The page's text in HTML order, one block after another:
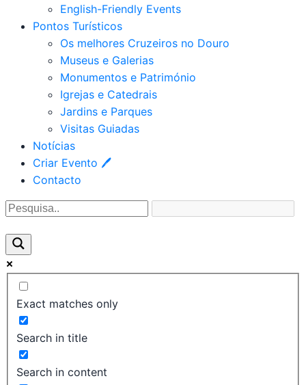
English-Friendly Events
Pontos Turísticos
Os melhores Cruzeiros no Douro​
Museus e Galerias
Monumentos e Património
Igrejas e Catedrais
Jardins e Parques
Visitas Guiadas
Notícias
Criar Evento 🖊
Contacto
Exact matches only
Search in title
Search in content